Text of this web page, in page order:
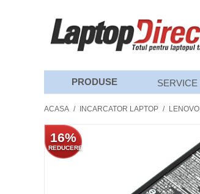
PRODUSE SERVICE
ACASA / INCARCATOR LAPTOP / LENOVO
16%
REDUCERE